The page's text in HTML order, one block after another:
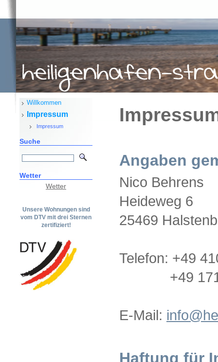
Willkommen
Impressum
Impressum
Suche
Wetter
Wetter
Unsere Wohnungen sind
vom DTV mit drei Sternen
zertifiziert!
Angaben
Nico Behrens
Heideweg 6
25469
Telefon: +49
+49 171
E-Mail:
Haftung für